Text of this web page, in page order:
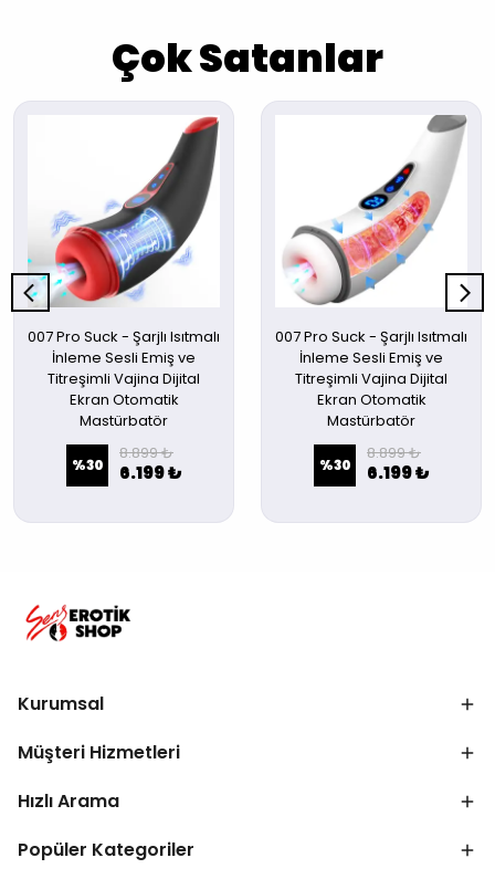
Çok Satanlar
007 Pro Suck - Şarjlı Isıtmalı
İnleme Sesli Emiş ve
Titreşimli Vajina Dijital
Ekran Otomatik
Mastürbatör
%30
8.899 ₺
6.199 ₺
007 Pro Suck - Şarjlı Isıtmalı
İnleme Sesli Emiş ve
Titreşimli Vajina Dijital
Ekran Otomatik
Mastürbatör
%30
8.899 ₺
6.199 ₺
Kurumsal
Müşteri Hizmetleri
Hızlı Arama
Popüler Kategoriler